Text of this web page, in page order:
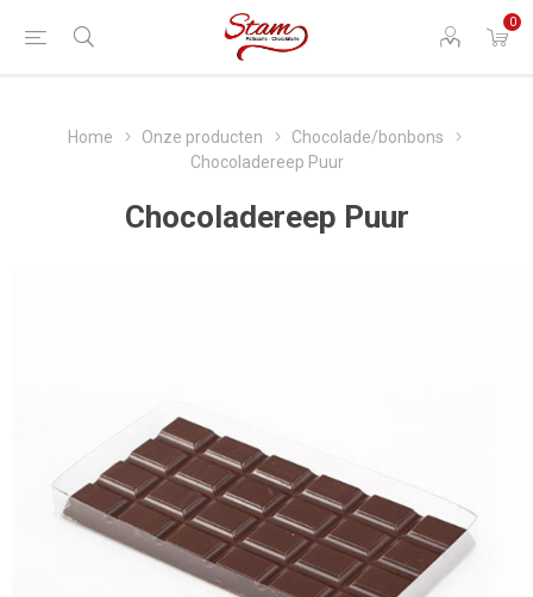
0
Home Onze producten
Chocolade/bonbons
Chocoladereep Puur
Chocoladereep Puur